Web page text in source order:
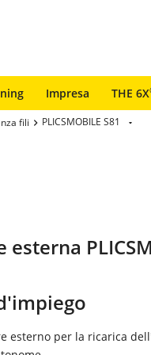
Impresa THE 6X
fili PLICSMOBILE S81
esterno per la ricarica